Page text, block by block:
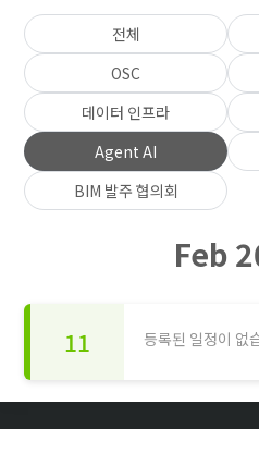
전체
OSC
데이터 인프라
Agent AI
BIM 발주 협의회
Feb
11 등록된 일정이 없